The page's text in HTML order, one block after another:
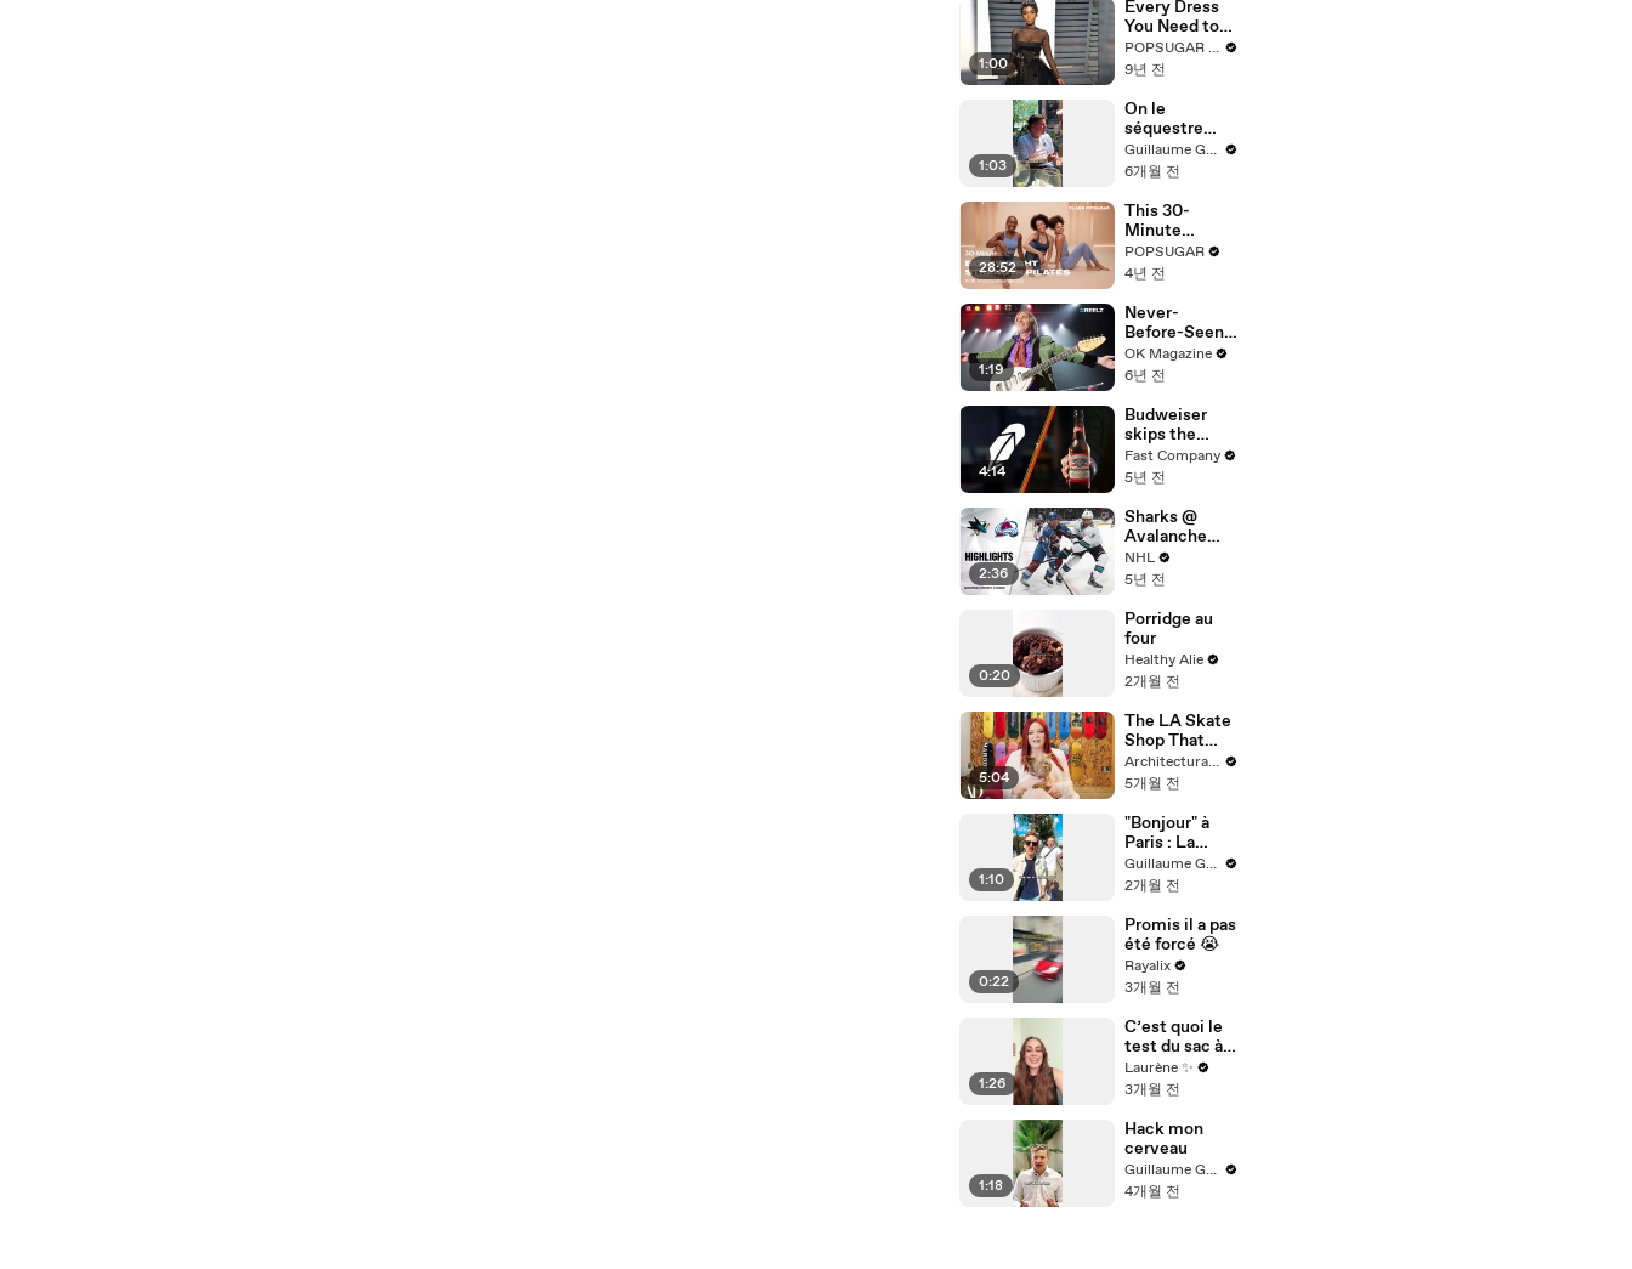
1:00
Every Dress
You Need to
See From the
Vanity Fair
Afterparty in
60 Seconds
POPSUGAR Fashion
9년 전
1:03
On le
séquestre
pour son bien
Guillaume Genou
6개월 전
28:52
This 30-
Minute
Bodyweight
Pilates
Wake Up Your
Muscles
POPSUGAR
4년 전
1:19
Never-
Before-Seen
Footage Of
Tom Petty’s
Moments On
Stage In New
REELZ Doc:
Watch
OK Magazine
6년 전
4:14
Budweiser
skips the
Super Bowl,
and
reputation
takes a
tumble—
brand hit and
miss of the
week
Fast Company
5년 전
2:36
Sharks @
Avalanche
4/30/21 | NHL
Highlights
NHL
5년 전
0:20
Porridge au
four
Healthy Alie
2개월 전
5:04
The LA Skate
Shop That
Helped Megan
Stalter Adopt
Architectural Digest
5개월 전
1:10
"Bonjour" à
Paris : La
phrase qui
dégénère en
Guillaume Genou
2개월 전
0:22
Promis il a pas
été forcé 😭
Rayalix
3개월 전
1:26
C’est quoi le
test du sac à
main ?
Laurène ✨
3개월 전
1:18
Hack mon
cerveau
Guillaume Genou
4개월 전